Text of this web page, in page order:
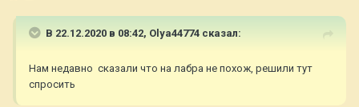
В 22.12.2020 в 08:42, Olya44774 сказал:
Нам недавно сказали что на лабра не похож, решили тут
спросить